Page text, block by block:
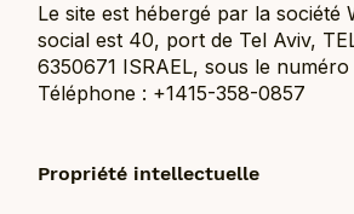
Le site est hébergé par la société
social est 40, port de Tel Aviv,
6350671 ISRAEL, sous le
Téléphone : +1415-358-0857
Propriété intellectuelle